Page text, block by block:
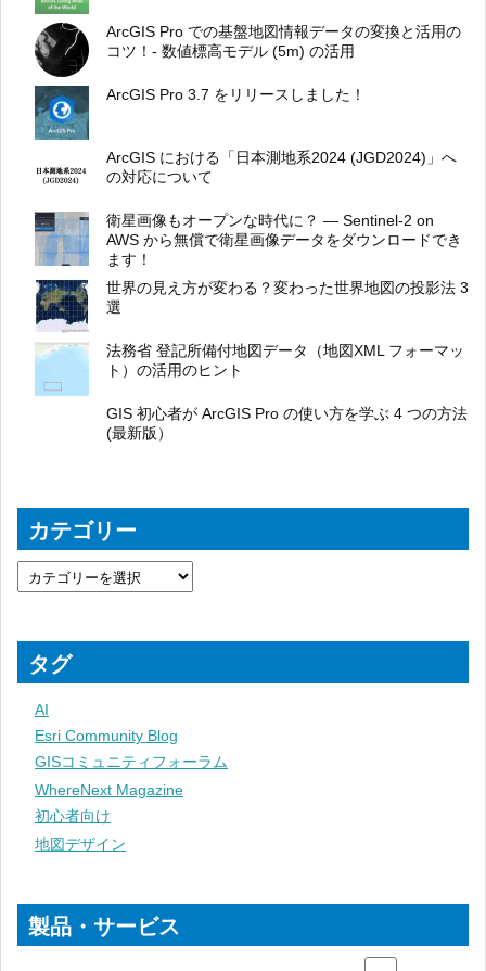
ArcGIS Pro での基盤地図情報データの変換と活用の
コツ！- 数値標高モデル (5m) の活用
ArcGIS Pro 3.7 をリリースしました！
ArcGIS における「日本測地系2024 (JGD2024)」へ
の対応について
衛星画像もオープンな時代に？ ― Sentinel-2 on
AWS から無償で衛星画像データをダウンロードでき
ます！
世界の見え方が変わる？変わった世界地図の投影法 3
選
法務省 登記所備付地図データ（地図XML フォーマッ
ト）の活用のヒント
GIS 初心者が ArcGIS Pro の使い方を学ぶ 4 つの方法
(最新版）
カテゴリー
タグ
AI
Esri Community Blog
GISコミュニティフォーラム
WhereNext Magazine
初心者向け
地図デザイン
製品・サービス